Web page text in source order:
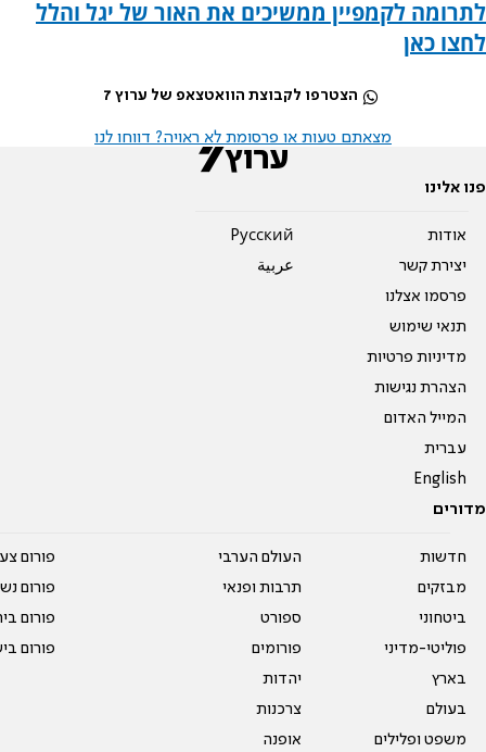
לתרומה לקמפיין ממשיכים את האור של יגל והלל
לחצו כאן
הצטרפו לקבוצת הוואטצאפ של ערוץ 7
מצאתם טעות או פרסומת לא ראויה? דווחו לנו
פנו אלינו
אודות
יצירת קשר
פרסמו אצלנו
תנאי שימוש
מדיניות פרטיות
הצהרת נגישות
המייל האדום
עברית
English
Pусский
عربية
מדורים
חדשות
מבזקים
ביטחוני
פוליטי-מדיני
בארץ
בעולם
משפט ופלילים
העולם הערבי
תרבות ופנאי
ספורט
פורומים
יהדות
צרכנות
אופנה
פורום
פורום
פורום
פורום